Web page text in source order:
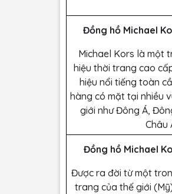
Đồng hồ Michael
Michael Kors là một
hiệu thời trang cao
hiệu nổi tiếng toàn
hàng có mặt tại nhiều
giới như Đông Á,
Châu
Đồng hồ Michael
Được ra đời từ một
trang của thế giới